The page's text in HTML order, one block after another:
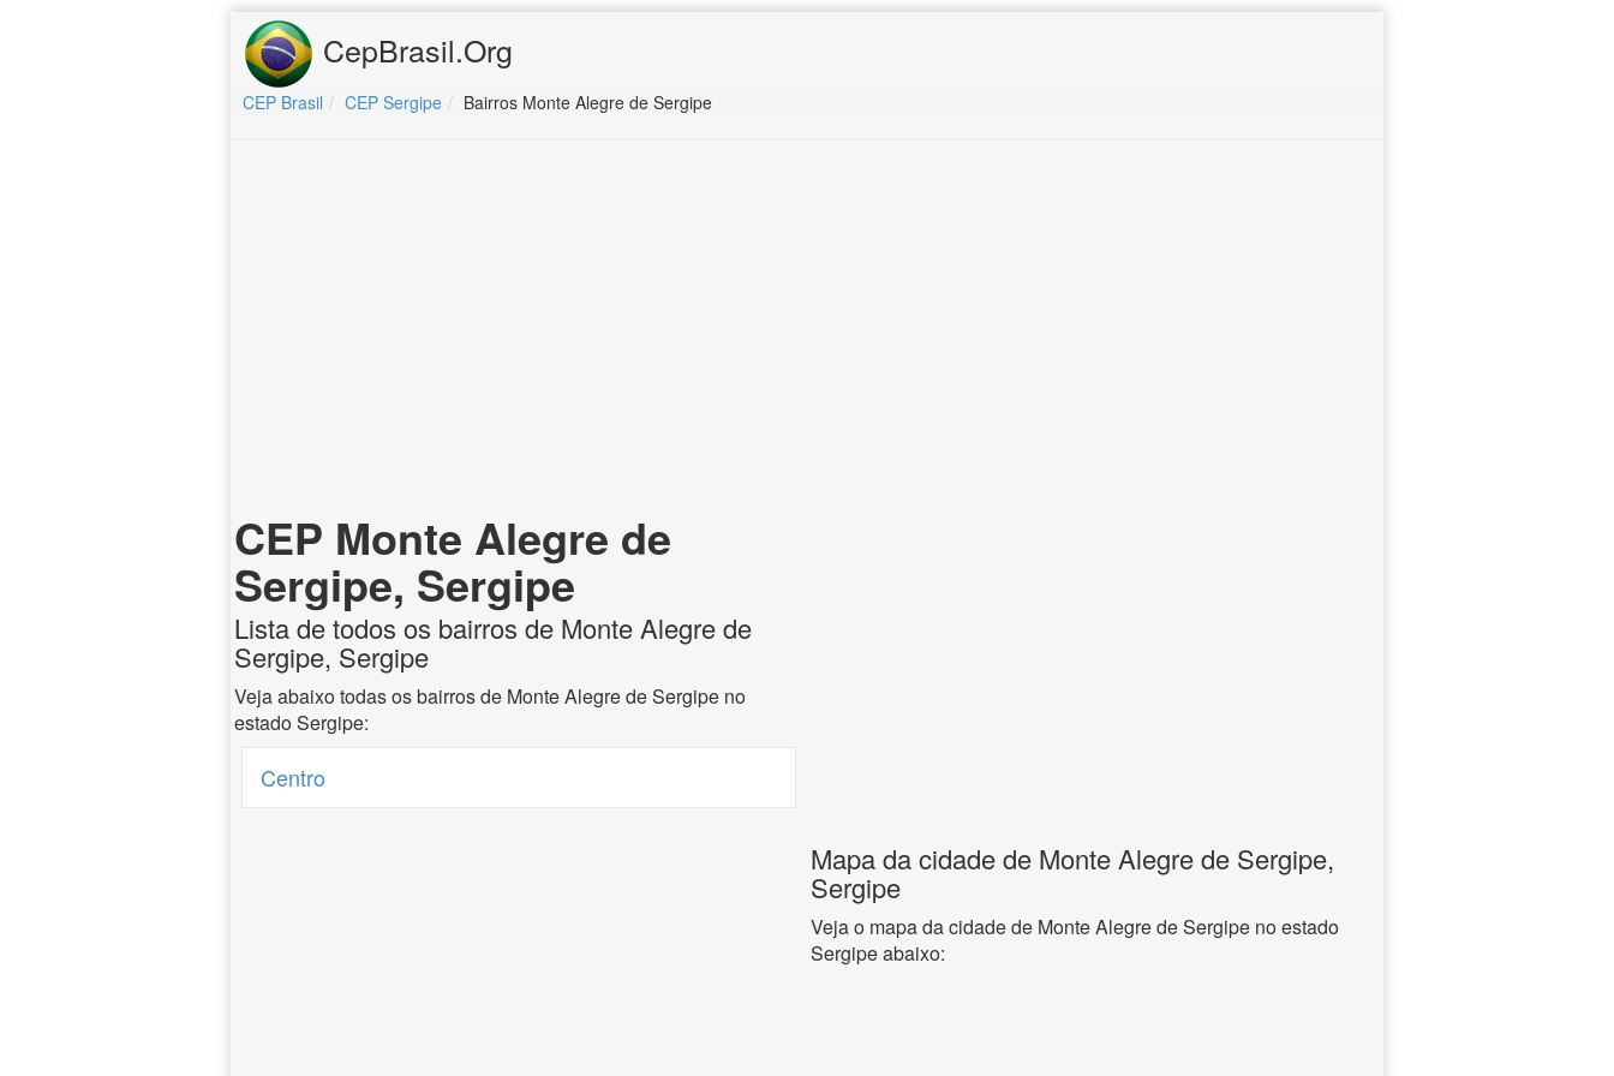
CepBrasil.Org
CEP Brasil CEP Sergipe Bairros Monte Alegre de Sergipe
CEP Monte Alegre de
Sergipe, Sergipe
Lista de todos os bairros de Monte Alegre de
Sergipe, Sergipe
Veja abaixo todas os bairros de Monte Alegre de Sergipe no
estado Sergipe:
Centro
Mapa da cidade de Monte Alegre de Sergipe,
Sergipe
Veja o mapa da cidade de Monte Alegre de Sergipe no estado
Sergipe abaixo: